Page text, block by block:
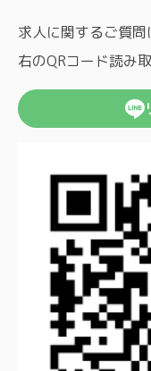
求人に関するご質
右のQRコード読み